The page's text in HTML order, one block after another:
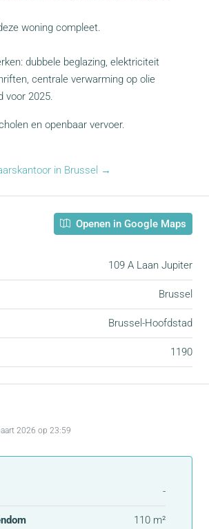
woning compleet.
dubbele beglazing, elektriciteit
centrale verwarming op olie
voor 2025.
en openbaar vervoer.
in Brussel →
Openen in Google Maps
109 A Laan Jupiter
Brussel
Brussel-Hoofdstad
1190
2026 op 23:59
-
110 m²